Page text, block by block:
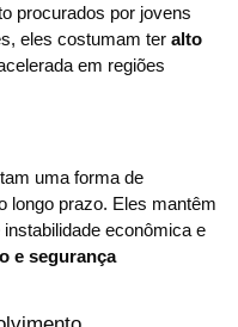
procurados por jovens
eles costumam ter alto
em regiões
uma forma de
longo prazo. Eles mantêm
econômica e
e segurança